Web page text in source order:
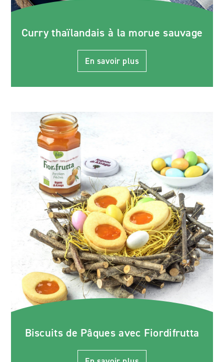
Curry thaïlandais à la morue sauvage
En savoir plus
Biscuits de Pâques avec Fiordifrutta